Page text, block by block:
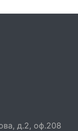
д.2, оф.208